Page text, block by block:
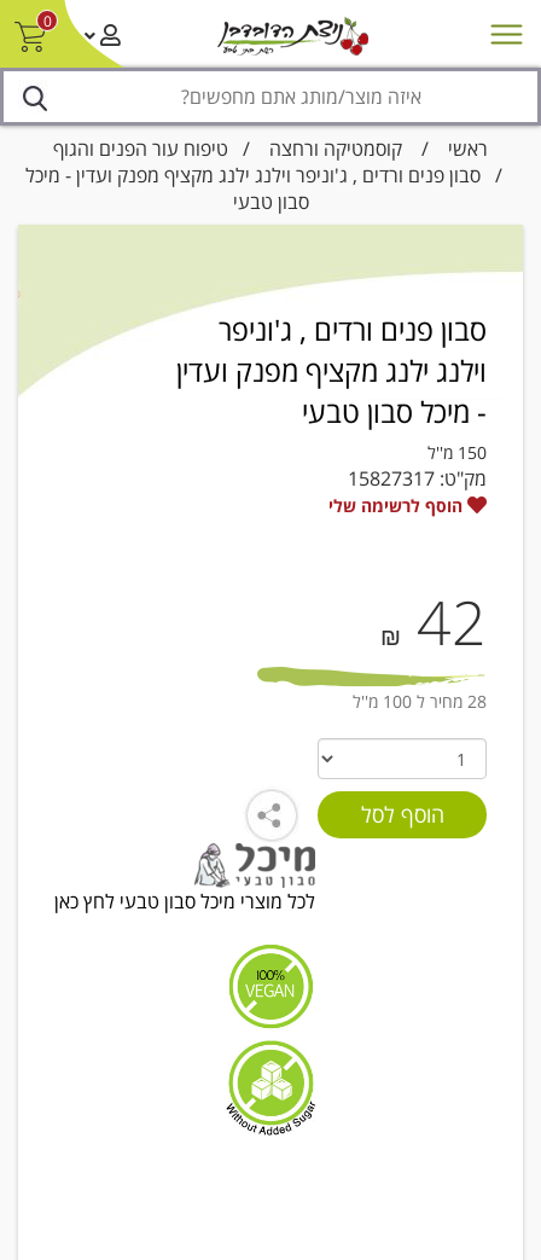
0
מבצעים סניפים צור קשר/ביטול הזמנה
ראשי / קוסמטיקה ורחצה / טיפוח עור הפנים והגוף
/ סבון פנים ורדים , ג'וניפר וילנג ילנג מקציף מפנק ועדין - מיכל
סבון טבעי
סבון פנים ורדים , ג'וניפר
וילנג ילנג מקציף מפנק ועדין
- מיכל סבון טבעי
150 מ''ל
מק"ט: 15827317
הוסף לרשימה שלי
42
₪
28 מחיר ל 100 מ''ל
לכל מוצרי מיכל סבון טבעי לחץ כאן